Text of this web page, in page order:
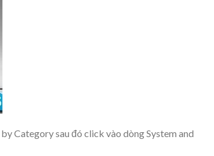
Categorysau đó click vào dòngSystem and